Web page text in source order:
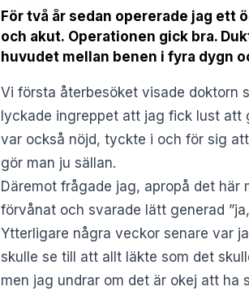
För två år sedan opererade jag ett
och akut. Operationen gick bra.
huvudet mellan benen i fyra dygn
Vi första återbesöket visade doktorn
lyckade ingreppet att jag fick lust att
var också nöjd, tyckte i och för sig
gör man ju sällan.
Däremot frågade jag, apropå det
förvånat och svarade lätt generad
Ytterligare några veckor senare var
skulle se till att allt läkte som det
men jag undrar om det är okej att ha